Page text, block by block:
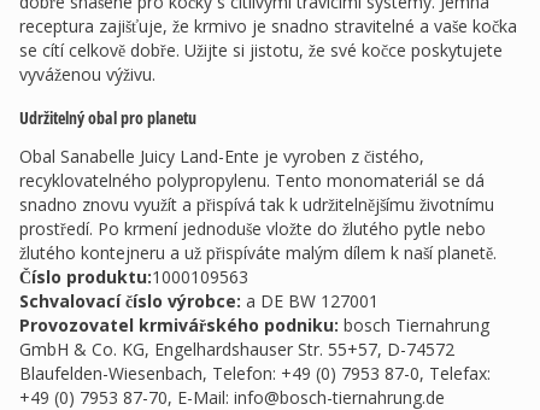
receptura zajišťuje, že krmivo je snadno stravitelné a vaše kočka
se cítí celkově dobře. Užijte si jistotu, že své kočce poskytujete
vyváženou výživu.
Udržitelný obal pro planetu
Obal Sanabelle Juicy Land-Ente je vyroben z čistého,
recyklovatelného polypropylenu. Tento monomateriál se dá
snadno znovu využít a přispívá tak k udržitelnějšímu životnímu
prostředí. Po krmení jednoduše vložte do žlutého pytle nebo
žlutého kontejneru a už přispíváte malým dílem k naší planetě.
Číslo produktu:1000109563
Schvalovací číslo výrobce: a DE BW 127001
Provozovatel krmivářského podniku: bosch Tiernahrung
GmbH & Co. KG, Engelhardshauser Str. 55+57, D-74572
Blaufelden-Wiesenbach, Telefon: +49 (0) 7953 87-0, Telefax:
+49 (0) 7953 87-70, E-Mail: info@bosch-tiernahrung.de